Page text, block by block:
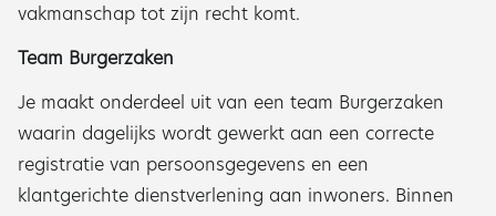
vakmanschap tot zijn recht komt.
Team Burgerzaken
Je maakt onderdeel uit van een team Burgerzaken
waarin dagelijks wordt gewerkt aan een correcte
registratie van persoonsgegevens en een
klantgerichte dienstverlening aan inwoners. Binnen